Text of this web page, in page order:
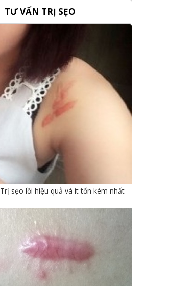
TƯ VẤN TRỊ SẸO
Trị sẹo lồi hiệu quả và ít tốn kém nhất